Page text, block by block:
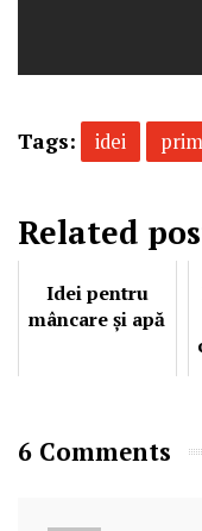
Tags: idei
Related
Idei pentru
mâncare și apă
6 Comments